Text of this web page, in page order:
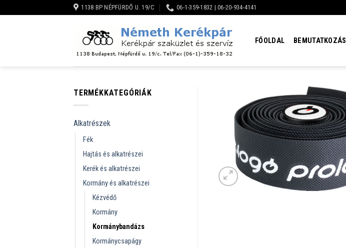
to
1138 BP NÉPFÜRDŐ U. 19/C 06-1-359-1832 | 06-20-934-4141
FŐOLDAL BEMUTATKOZÁS
TERMÉKKATEGÓRIÁK
Alkatrészek
Fék
Hajtás és alkatrészei
Kerék és alkatrészei
Kormány és alkatrészei
Kézvédő
Kormány
Kormánybandázs
Kormánycsapágy